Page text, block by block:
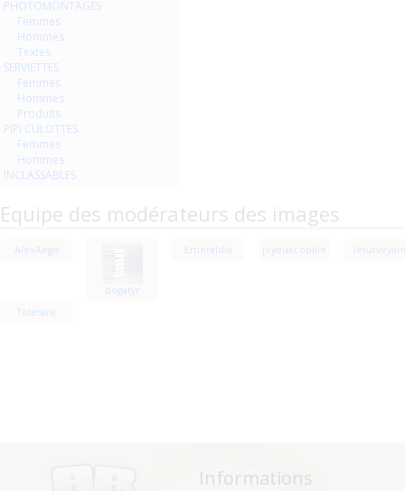
PHOTOMONTAGES
Femmes
Hommes
Textes
SERVIETTES
Femmes
Hommes
Produits
PIPI CULOTTES
Femmes
Hommes
INCLASSABLES
Equipe des modérateurs des images
AlexAegis
bogatyr
Emeraldia joyeuxcookie
Tolerare
Informations